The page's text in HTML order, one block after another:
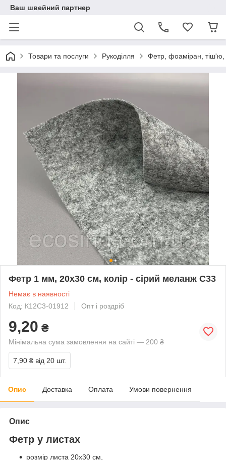
Ваш швейний партнер
Товари та послуги Рукоділля Фетр, фоаміран, тіш'ю,
Фетр 1 мм, 20х30 см, колір - сірий меланж С33
Немає в наявності
Код: К12С3-01912
Опт і роздріб
9,20 ₴
Мінімальна сума замовлення на сайті — 200 ₴
7,90 ₴ від 20 шт.
Опис Доставка Оплата Умови повернення
Опис
Фетр у листах
розмір листа 20х30 см,